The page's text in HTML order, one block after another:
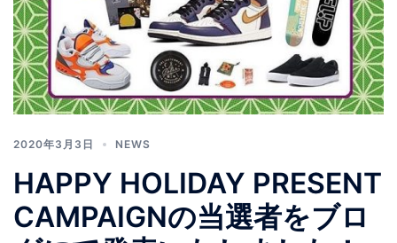
2020年3月3日 NEWS
HAPPY HOLIDAY PRESENT
CAMPAIGNの当選者をブロ